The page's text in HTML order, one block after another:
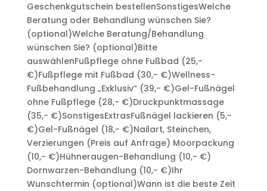
Geschenkgutschein bestellenSonstigesWelche
Beratung oder Behandlung wünschen Sie?
(optional)Welche Beratung/Behandlung
wünschen Sie? (optional)Bitte
auswählenFußpflege ohne Fußbad (25,-
€)Fußpflege mit Fußbad (30,- €)Wellness-
Fußbehandlung „Exklusiv“ (39,- €)Gel-Fußnägel
ohne Fußpflege (28,- €)Druckpunktmassage
(35,- €)SonstigesExtrasFußnägel lackieren (5,-
€)Gel-Fußnägel (18,- €)Nailart, Steinchen,
Verzierungen (Preis auf Anfrage) Moorpackung
(10,- €)Hühneraugen-Behandlung (10,- €)
Dornwarzen-Behandlung (10,- €)Ihr
Wunschtermin (optional)Wann ist die beste Zeit